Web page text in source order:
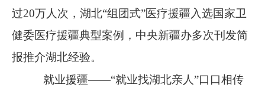
过20万人次，湖北“组团式”医疗援疆入选国家卫
健委医疗援疆典型案例，中央新疆办多次刊发简
报推介湖北经验。
就业援疆——“就业找湖北亲人”口口相传